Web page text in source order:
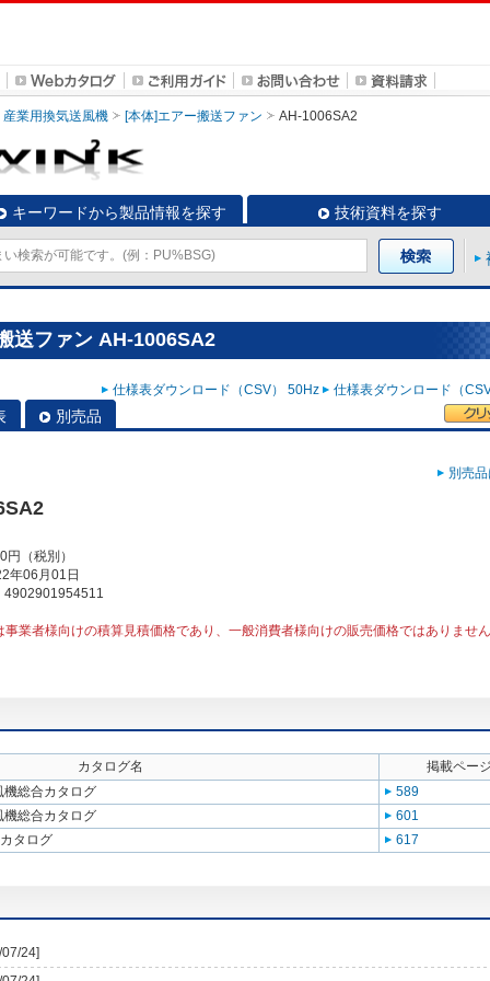
産業用換気送風機 [本体]エアー搬送ファン AH-1006SA2
キーワードから製品情報を探す 技術資料を探す
送ファン AH-1006SA2
仕様表ダウンロード（CSV） 50Hz 仕様表ダウンロード（
別売品
別売
（税別）
年06月01日
4902901954511
業者様向けの積算見積価格であり、一般消費者様向けの販売価格ではありませ
カタログ名
掲載ペー
総合カタログ
589
総合カタログ
601
タログ 617
24]